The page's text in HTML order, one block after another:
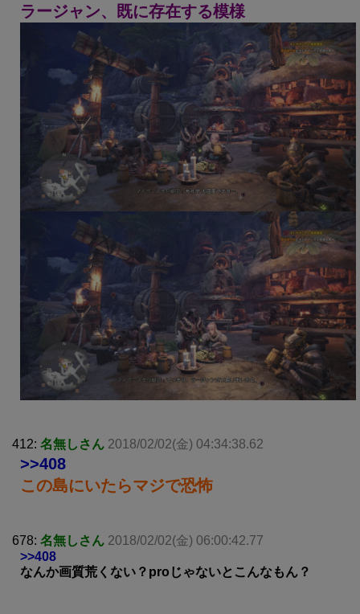
ラージャン、既に存在する模様
412: 名無しさん 2018/02/02(金) 04:34:38.62
>>408
この島にいたらマジで恐怖
678: 名無しさん 2018/02/02(金) 06:00:42.77
>>408
なんか画質荒くない？proじゃないとこんなもん？